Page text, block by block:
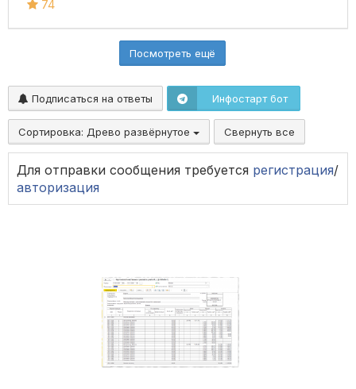
74
Посмотреть ещё
Подписаться на ответы Инфостарт бот
Сортировка: Древо развёрнутое Свернуть все
Для отправки сообщения требуется регистрация/
авторизация